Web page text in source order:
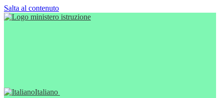
Salta al contenuto
Italiano